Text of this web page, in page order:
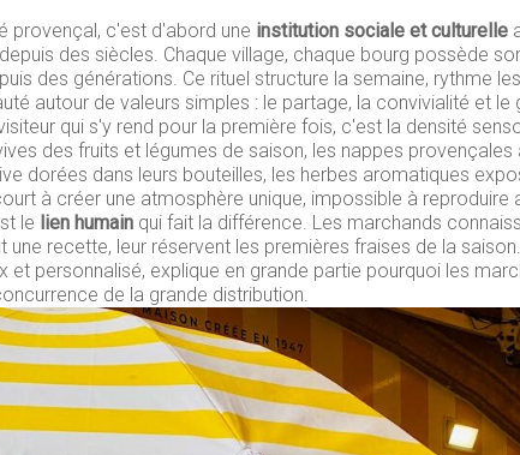
provençal, c'est d'abord une institution sociale et culturelle
des siècles. Chaque village, chaque bourg possède
des générations. Ce rituel structure la semaine, rythme
autour de valeurs simples : le partage, la convivialité et le
qui s'y rend pour la première fois, c'est la densité
des fruits et légumes de saison, les nappes
dorées dans leurs bouteilles, les herbes aromatiques
à créer une atmosphère unique, impossible à reproduire
le lien humain qui fait la différence. Les marchands
une recette, leur réservent les premières fraises de la
et personnalisé, explique en grande partie pourquoi les
de la grande distribution.